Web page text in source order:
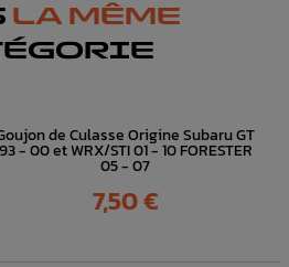
LA MÊME
de Culasse Origine Subaru GT
93 - 00 et WRX/STI 01 - 10 FORESTER
05 - 07
Prix
7,50 €